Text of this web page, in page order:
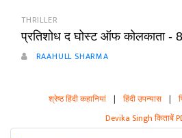
THRILLER
प्रतिशोध द घोस्ट ऑफ कोलकाता - 8
RAAHULL SHARMA
श्रेष्ठ हिंदी कहानियां | हिंदी उपन्यास |
Devika Singh किताबें